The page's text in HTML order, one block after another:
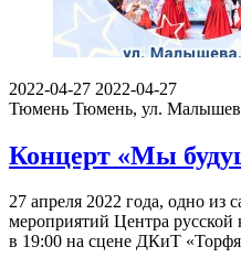
2022-04-27 2022-04-27
Тюмень Тюмень, ул.
Концерт «Мы
27 апреля 2022 года, одно из
мероприятий Центра русской
в 19:00 на сцене ДКиТ